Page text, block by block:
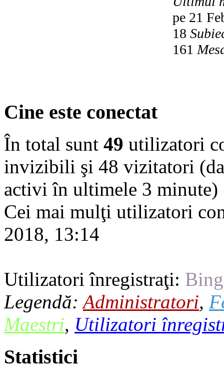
pe 21
18
161
Cine este conectat
În total sunt 49 utilizatori
invizibili şi 48 vizitatori
activi în ultimele 3 minute)
Cei mai mulţi utilizatori
2018, 13:14
Utilizatori înregistraţi:
Legendă:Administratori,
Maestri, Utilizatori
Statistici